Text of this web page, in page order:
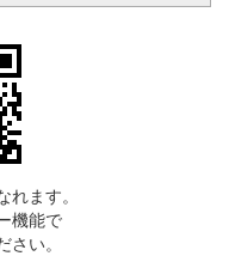
ます。
機能で
い。